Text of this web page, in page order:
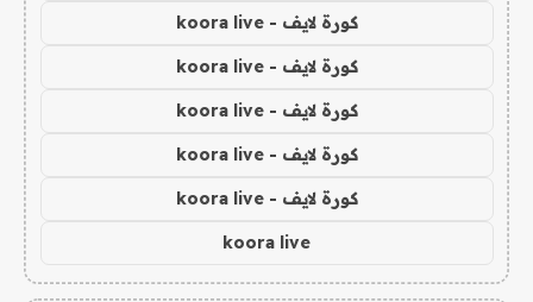
كورة لايف - koora live
كورة لايف - koora live
كورة لايف - koora live
كورة لايف - koora live
كورة لايف - koora live
koora live